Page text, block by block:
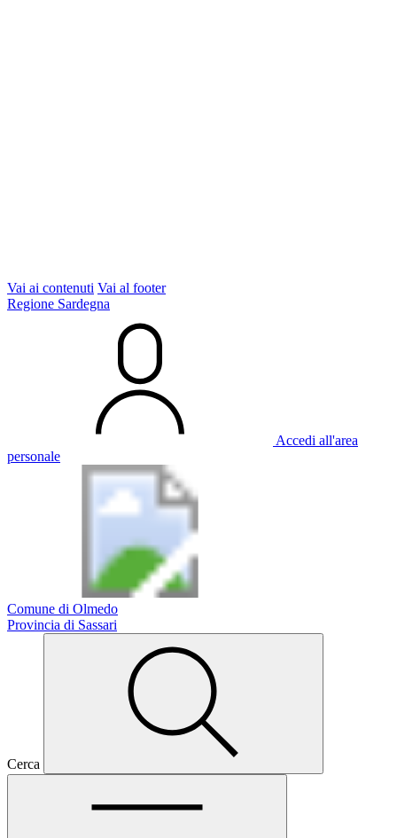
Vai ai contenuti Vai al footer
Regione Sardegna
Accedi all'area
personale
Comune di Olmedo
Provincia di Sassari
Cerca